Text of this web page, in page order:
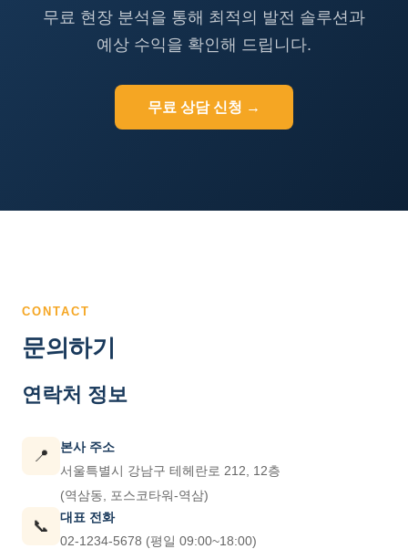
무료 현장 분석을 통해 최적의 발전 솔루션과
예상 수익을 확인해 드립니다.
무료 상담 신청 →
CONTACT
문의하기
연락처 정보
📍
본사 주소
서울특별시 강남구 테헤란로 212, 12층
(역삼동, 포스코타워-역삼)
📞
대표 전화
02-1234-5678 (평일 09:00~18:00)